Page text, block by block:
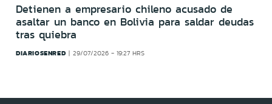
Detienen a empresario chileno acusado de
asaltar un banco en Bolivia para saldar deudas
tras quiebra
DIARIOSENRED 29/07/2026 - 19:27 HRS